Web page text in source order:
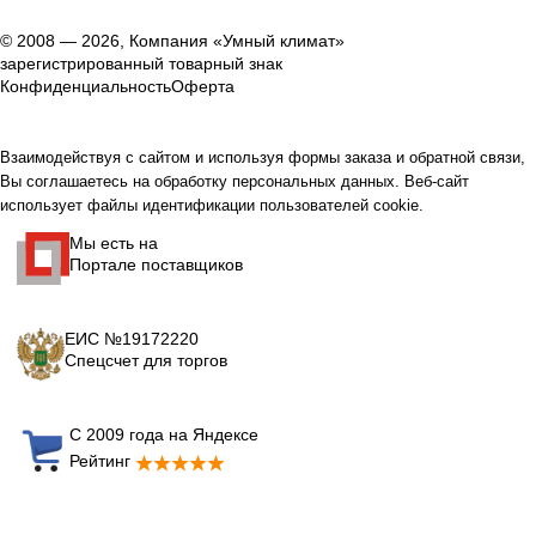
© 2008 — 2026, Компания «Умный климат»
зарегистрированный товарный знак
КонфиденциальностьОферта
Взаимодействуя с сайтом и используя формы заказа и обратной связи,
Вы соглашаетесь на обработку персональных данных. Веб-сайт
использует файлы идентификации пользователей cookie.
Мы есть на
Портале поставщиков
ЕИС №19172220
Спецсчет для торгов
С 2009 года на Яндексе
Рейтинг